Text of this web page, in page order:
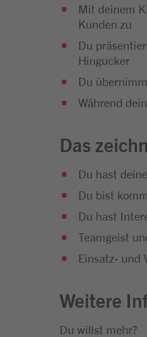
Mit deinem
Kunden zu
Du
Hingucker
Du
Während
Das
Du hast
Du bist
Du hast
Teamgeist
Einsatz- und
Weitere
Du willst mehr?